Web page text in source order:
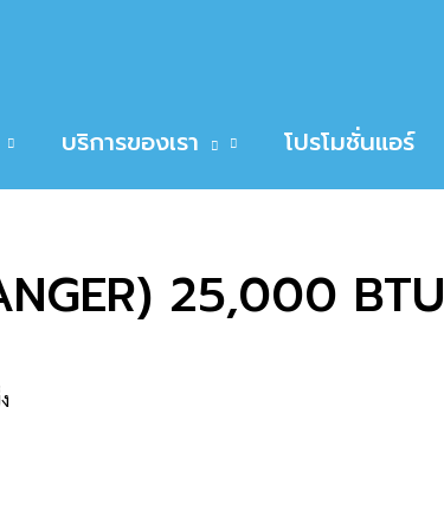
บริการของเรา โปรโมชั่นแอร์
25,000 BTU